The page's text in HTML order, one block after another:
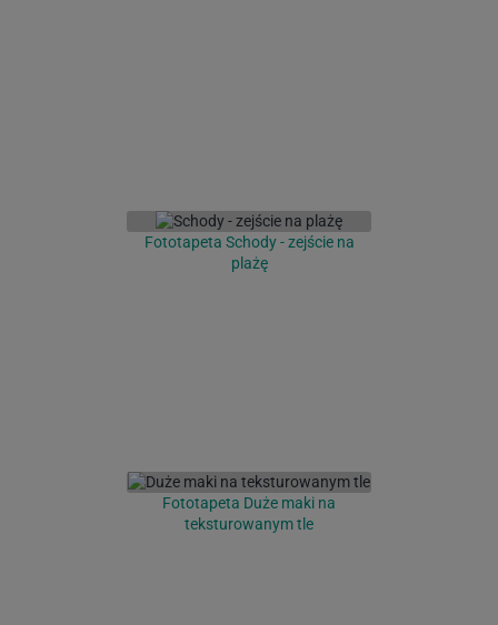
Fototapeta Schody - zejście na
plażę
Fototapeta Duże maki na
teksturowanym tle